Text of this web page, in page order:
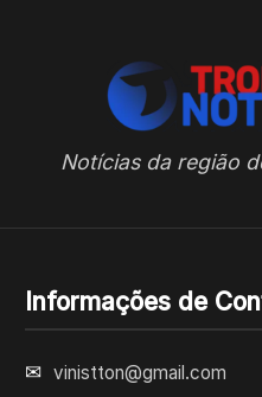
Notícias da região
Informações de
✉ vinistton@gmail.com